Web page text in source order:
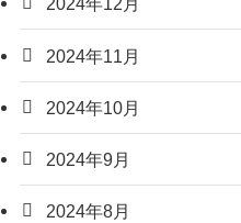
2024年11月
2024年10月
2024年9月
2024年8月